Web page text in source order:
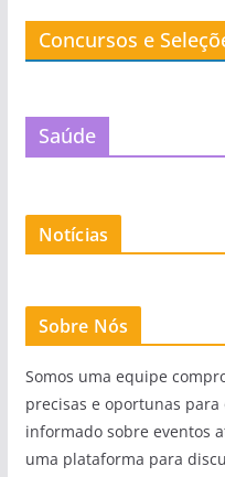
Concursos e
Saúde
Notícias
Sobre Nós
Somos uma equipe
precisas e oportunas
informado sobre eventos
uma plataforma para